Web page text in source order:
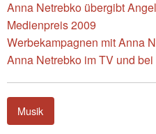
Anna Netrebko übergibt
Medienpreis 2009
Werbekampagnen mit Anna
Anna Netrebko im TV und bei
Musik